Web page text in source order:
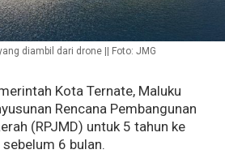
diambil dari drone || Foto: JMG
Kota Ternate, Maluku
Rencana Pembangunan
(RPJMD) untuk 5 tahun ke
6 bulan.